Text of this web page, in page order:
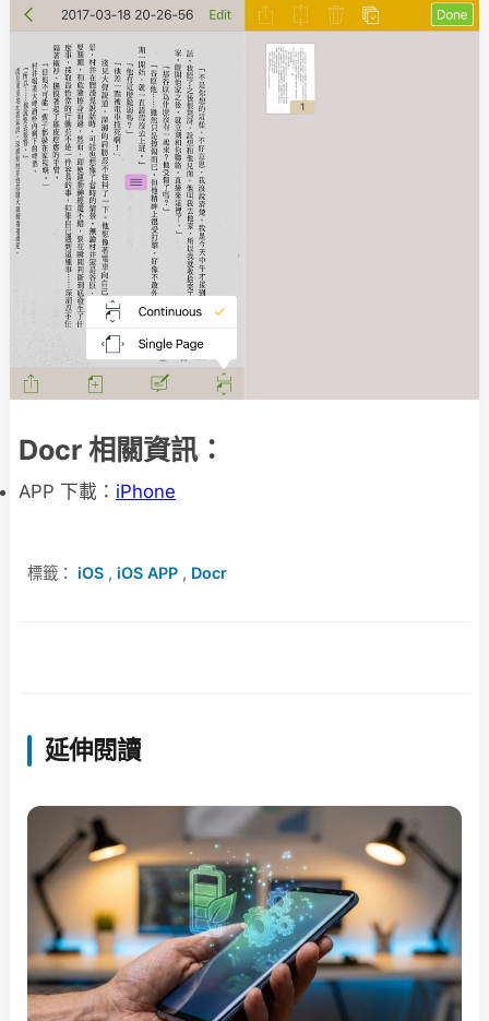
Docr 相關資訊：
APP 下載： iPhone
標籤： iOS , iOS APP , Docr
延伸閱讀